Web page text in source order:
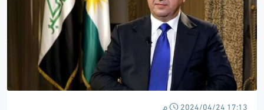
2024/04/24 17:13 م